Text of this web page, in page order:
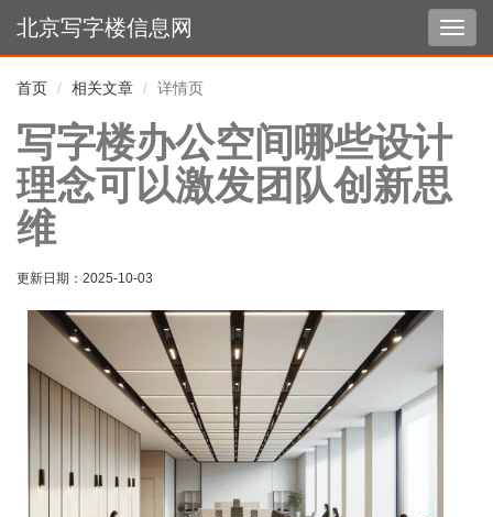
切
换
北京写字楼信息网
首页 相关文章 详情页
写字楼办公空间哪些设计
理念可以激发团队创新思
维
更新日期： 2025-10-03